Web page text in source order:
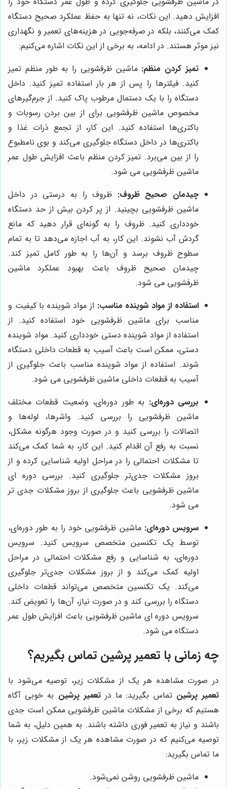
افزایش دهید. این نکات، نه تنها به حفظ عملکرد صحیح دستگاه
کمک می‌کنند، بلکه در صرفه‌جویی در هزینه‌های تعمیر و نگهداری
نیز موثر هستند. در ادامه، به برخی از این نکات اشاره می‌کنیم:
تمیز کردن منظم: ماشین ظرفشویی را به طور منظم تمیز
کنید. فیلترها را پس از هر بار استفاده تمیز کنید. داخل
دستگاه را با یک دستمال مرطوب پاک کنید. از جرم‌گیرهای
مخصوص ماشین ظرفشویی برای از بین بردن رسوبات و
باکتری‌ها استفاده کنید. این کار، از تجمع ذرات غذا و
باکتری‌ها در داخل دستگاه جلوگیری می‌کند و بوی نامطبوع
را از بین می‌برد. تمیز کردن منظم باعث افزایش طول عمر
ماشین ظرفشویی می شود.
چیدمان صحیح ظروف: ظروف را به درستی در داخل
ماشین ظرفشویی بچینید. از پر کردن بیش از حد دستگاه
خودداری کنید. ظروف را به گونه‌ای قرار دهید که مانع
گردش آب نشوند. این کار، به آب اجازه می‌دهد تا به تمام
سطوح ظروف برسد و آن‌ها را به طور کامل تمیز کند.
چیدمان صحیح ظروف باعث بهبود عملکرد ماشین
ظرفشویی می شود.
استفاده از مواد شوینده مناسب: از مواد شوینده با کیفیت و
مناسب برای ماشین ظرفشویی خود استفاده کنید. از
استفاده از مواد شوینده دستی خودداری کنید. مواد شوینده
دستی، ممکن است باعث آسیب به قطعات داخلی دستگاه
شوند. استفاده از مواد شوینده مناسب باعث جلوگیری از
آسیب به قطعات داخلی ماشین ظرفشویی می شود.
بررسی دوره‌ای: به طور دوره‌ای، وضعیت قطعات مختلف
ماشین ظرفشویی را بررسی کنید. واشرها، لوله‌ها و
اتصالات را بررسی کنید و در صورت وجود هرگونه مشکل،
نسبت به رفع آن اقدام کنید. این کار، به شما کمک می‌کند
تا مشکلات احتمالی را در مراحل اولیه شناسایی کرده و از
بروز مشکلات جدی‌تر جلوگیری کنید. بررسی دوره ای
ماشین ظرفشویی باعث جلوگیری از بروز مشکلات جدی تر
می شود.
سرویس دوره‌ای: ماشین ظرفشویی خود را به طور دوره‌ای،
توسط یک تکنسین متخصص سرویس کنید. سرویس
دوره‌ای، به شناسایی و رفع مشکلات احتمالی در مراحل
اولیه کمک می‌کند و از بروز مشکلات جدی‌تر جلوگیری
می‌کند. یک تکنسین متخصص می‌تواند قطعات داخلی
دستگاه را بررسی کند و در صورت نیاز، آن‌ها را تعویض کند.
سرویس دوره ای ماشین ظرفشویی باعث افزایش طول عمر
دستگاه می شود.
چه زمانی با تعمیر پرشین تماس بگیریم؟
در صورت مشاهده هر یک از مشکلات زیر، توصیه می‌شود با
تعمیر پرشین تماس بگیرید: ما درتعمیر پرشین به خوبی آگاه
هستیم که برخی از مشکلات ماشین ظرفشویی ممکن است جدی
باشند و نیاز به تعمیر فوری داشته باشند. به همین دلیل، به شما
توصیه می‌کنیم که در صورت مشاهده هر یک از مشکلات زیر، با
ما تماس بگیرید:
ماشین ظرفشویی روشن نمی‌شود.